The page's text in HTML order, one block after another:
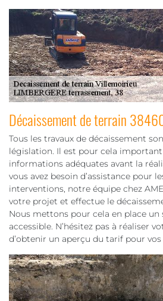
Décaissement de terrain
Tous les travaux de décaissement
législation. Il est pour cela
informations adéquates avant la
vous avez besoin d’assistance pour
interventions, notre équipe chez
votre projet et effectue le
Nous mettons pour cela en place un
accessible. N’hésitez pas à réaliser
d’obtenir un aperçu du tarif pour vos